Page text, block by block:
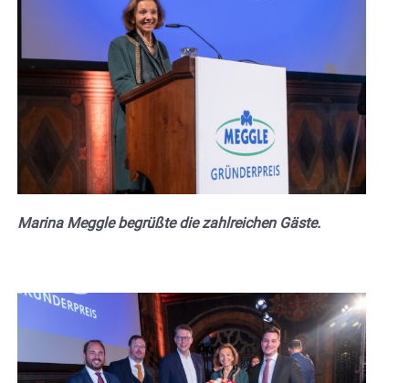
Marina Meggle begrüßte die zahlreichen Gäste.